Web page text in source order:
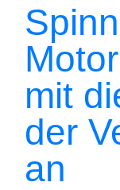
mit
der
an